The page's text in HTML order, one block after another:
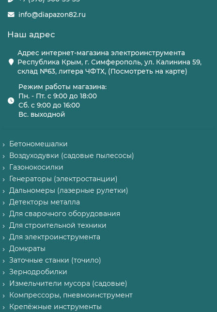
info@diapazon82.ru
Наш адрес
Адрес интернет-магазина электроинструмента
Республика Крым, г. Симферополь, ул. Калинина 59,
склад №63, литера ЧФТХ, (Посмотреть на карте)
Режим работы магазина:
Пн. - Пт. с 9:00 до 18:00
Сб. с 9:00 до 16:00
Вс. выходной
Бетономешалки
Воздуходувки (садовые пылесосы)
Газонокосилки
Генераторы (электростанции)
Дальномеры (лазерные рулетки)
Детекторы металла
Для сварочного оборудования
Для строительной техники
Для электроинструмента
Домкраты
Заточные станки (точило)
Зернодробилки
Измельчители мусора (садовые)
Компрессоры, пневмоинструмент
Крепёжные инструменты